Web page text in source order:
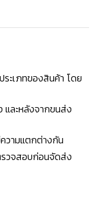
ะเภทของสินค้า โดย
ละหลังจากขนส่ง
วามแตกต่างกัน
วจสอบก่อนจัดส่ง